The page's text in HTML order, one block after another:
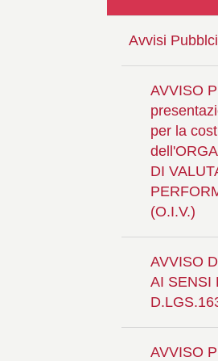
Avvisi Pubblci
AVVISO
per la
DI
(O.I.V.)
AVVISO
AI SENSI
AVVISO